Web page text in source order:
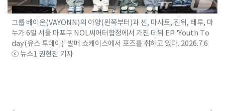
그룹 베이온(VAYONN)의 아양(왼쪽부터)과 센, 마사토, 진위, 테루, 마
누가 6일 서울 마포구 NOL씨어터합정에서 가진 데뷔 EP 'Youth To
day(유스 투데이)' 발매 쇼케이스에서 포즈를 취하고 있다. 2026.7.6
ⓒ 뉴스1 권현진 기자